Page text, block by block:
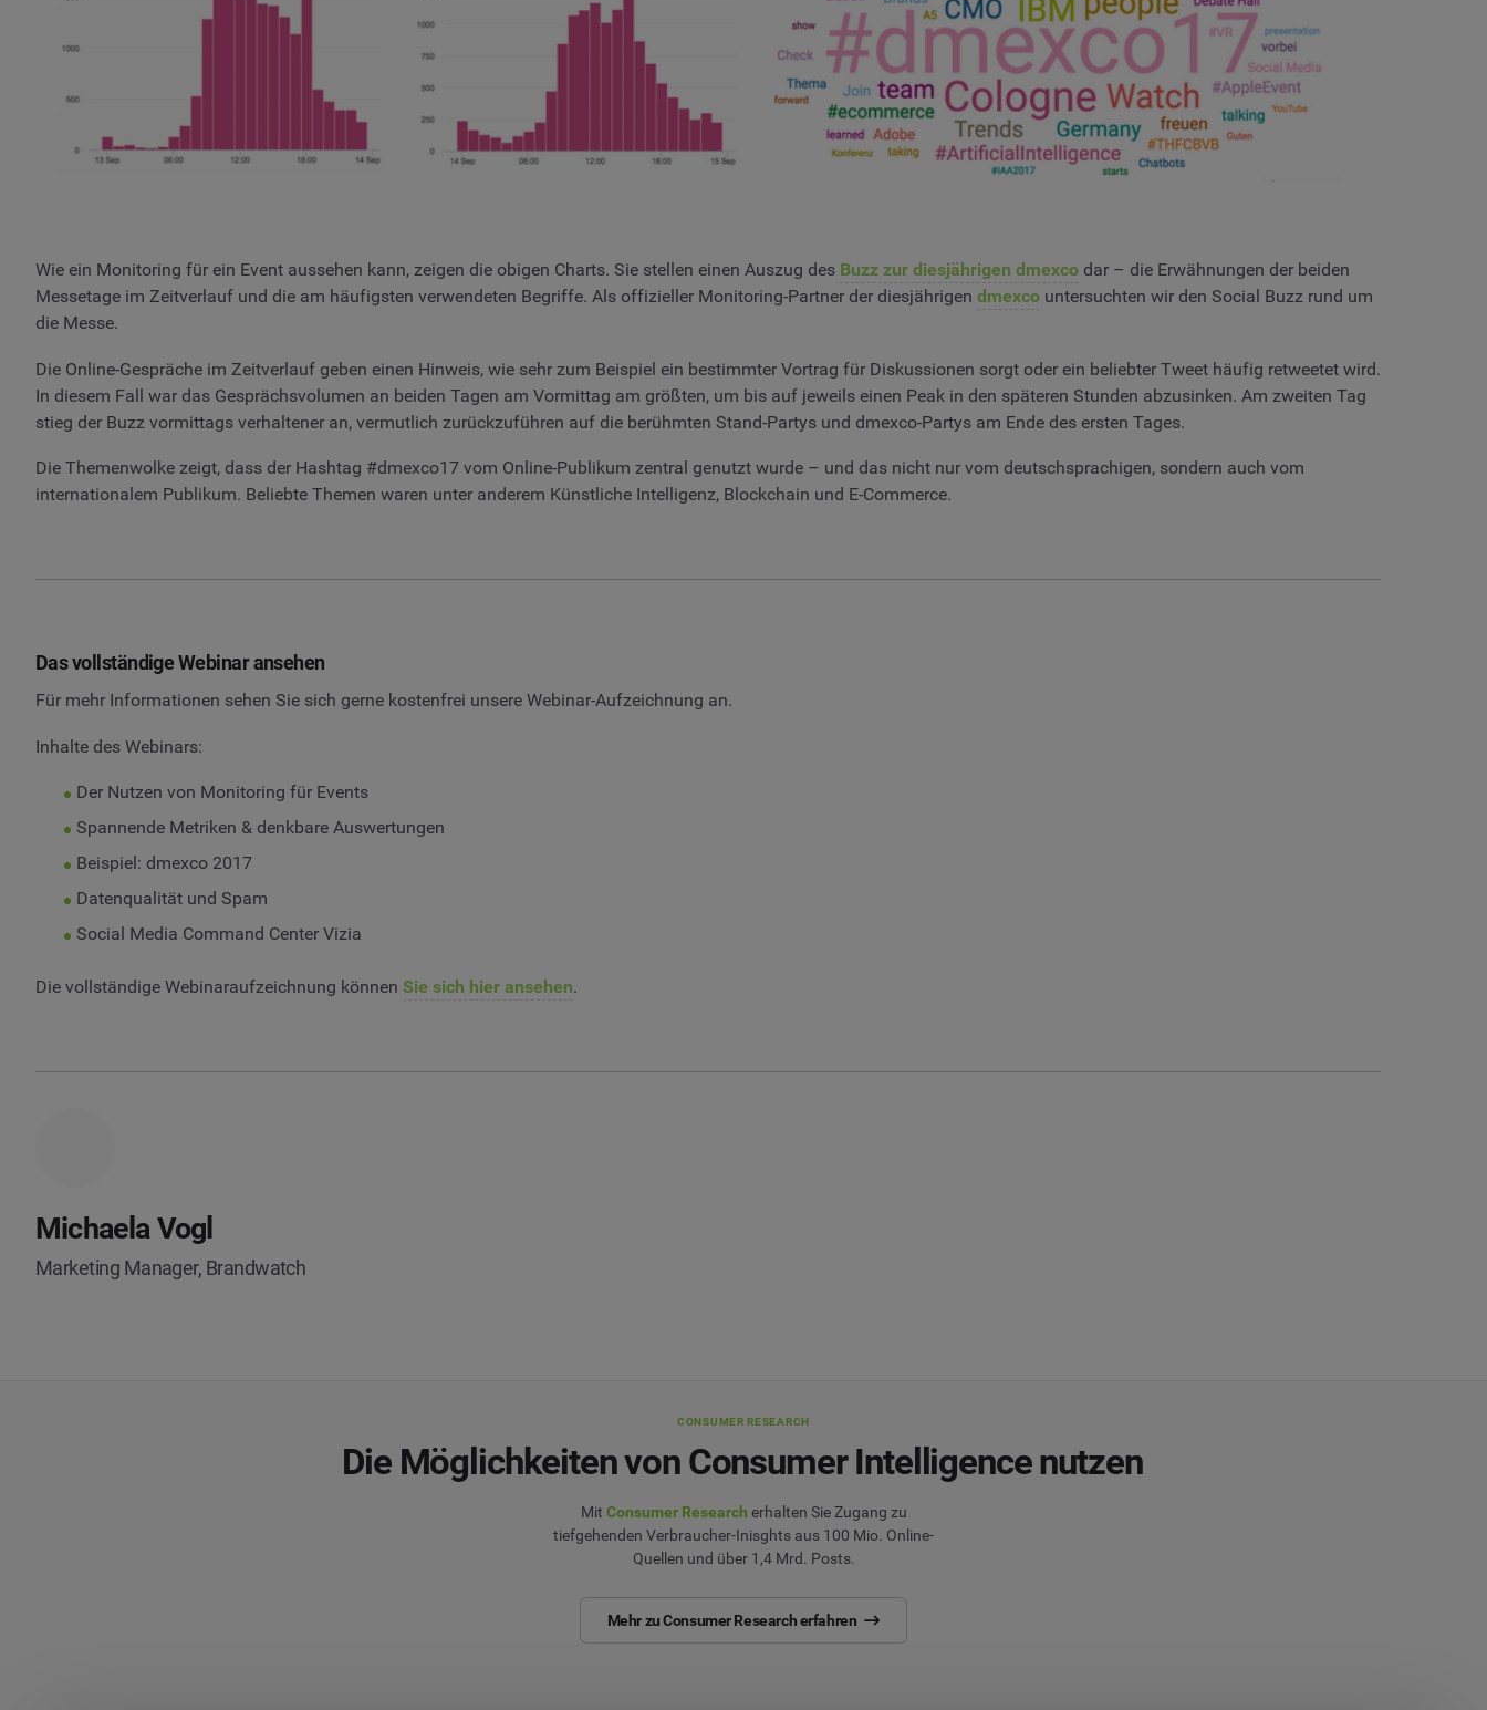
Wie ein Monitoring für ein Event aussehen kann, zeigen die obigen Charts. Sie stellen einen Auszug des Buzz zur diesjährigen dmexco dar – die Erwähnungen der beiden
Messetage im Zeitverlauf und die am häufigsten verwendeten Begriffe. Als offizieller Monitoring-Partner der diesjährigen dmexco untersuchten wir den Social Buzz rund um
die Messe.
Die Online-Gespräche im Zeitverlauf geben einen Hinweis, wie sehr zum Beispiel ein bestimmter Vortrag für Diskussionen sorgt oder ein beliebter Tweet häufig retweetet wird.
In diesem Fall war das Gesprächsvolumen an beiden Tagen am Vormittag am größten, um bis auf jeweils einen Peak in den späteren Stunden abzusinken. Am zweiten Tag
stieg der Buzz vormittags verhaltener an, vermutlich zurückzuführen auf die berühmten Stand-Partys und dmexco-Partys am Ende des ersten Tages.
Die Themenwolke zeigt, dass der Hashtag #dmexco17 vom Online-Publikum zentral genutzt wurde – und das nicht nur vom deutschsprachigen, sondern auch vom
internationalem Publikum. Beliebte Themen waren unter anderem Künstliche Intelligenz, Blockchain und E-Commerce.
Das vollständige Webinar ansehen
Für mehr Informationen sehen Sie sich gerne kostenfrei unsere Webinar-Aufzeichnung an.
Inhalte des Webinars:
Der Nutzen von Monitoring für Events
Spannende Metriken & denkbare Auswertungen
Beispiel: dmexco 2017
Datenqualität und Spam
Social Media Command Center Vizia
Die vollständige Webinaraufzeichnung können Sie sich hier ansehen.
Michaela Vogl
Marketing Manager, Brandwatch
CONSUMER RESEARCH
Die Möglichkeiten von Consumer Intelligence nutzen
Mit Consumer Research erhalten Sie Zugang zu
tiefgehenden Verbraucher-Inisghts aus 100 Mio. Online-
Quellen und über 1,4 Mrd. Posts.
Mehr zu Consumer Research erfahren